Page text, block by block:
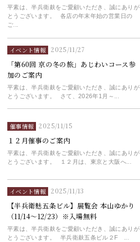
平素は、半兵衛麸をご愛顧いただき、誠にありが
とうございます。 各店の年末年始の営業日の
ご...
2025/11/27
イベント情報
「第60回 京の冬の旅」あじわいコース参
加のご案内
平素は、半兵衛麸をご愛顧いただき、誠にありが
とうございます。 さて、2026年1月～...
2025/11/15
催事情報
１２月催事のご案内
平素は、半兵衛麸をご愛顧いただき、誠にありが
とうございます。 １２月は、東京と大阪へ...
2025/11/13
イベント情報
【半兵衛麸五条ビル】展覧会 本山ゆかり
（11/14～12/23）※入場無料
平素は、半兵衛麸をご愛顧いただき、誠にありが
とうございます。 半兵衛麸五条ビル２F ...